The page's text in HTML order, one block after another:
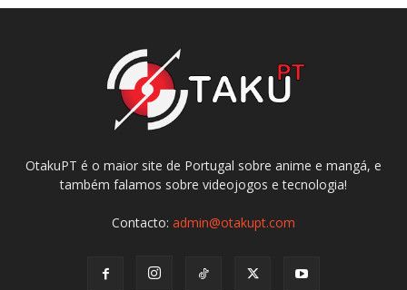
OtakuPT é o maior site de Portugal sobre anime e mangá, e
também falamos sobre videojogos e tecnologia!
Contacto: admin@otakupt.com